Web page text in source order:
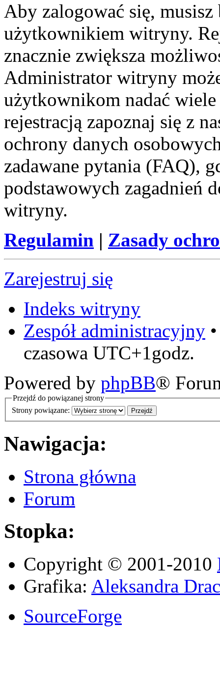
Aby zalogować się,
użytkownikiem witryny.
znacznie zwiększa
Administrator witryny
użytkownikom nadać
rejestracją zapoznaj się z
ochrony danych
zadawane pytania (FAQ),
podstawowych zagadnień
witryny.
Regulamin | Zasady
Zarejestruj się
Indeks witryny
Zespół administracyjny
czasowa UTC+1godz.
Powered by phpBB®
Przejdź do powiązanej strony
Strony powiązane:
Nawigacja:
Strona główna
Forum
Stopka:
Copyright © 2001-2010
Grafika: Aleksandra
SourceForge